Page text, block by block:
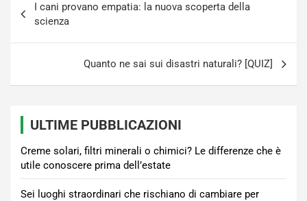
articoli
I cani provano empatia: la nuova scoperta della
scienza
Quanto ne sai sui disastri naturali? [QUIZ]
ULTIME PUBBLICAZIONI
Creme solari, filtri minerali o chimici? Le differenze che è
utile conoscere prima dell’estate
Sei luoghi straordinari che rischiano di cambiare per